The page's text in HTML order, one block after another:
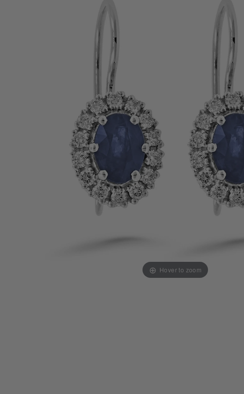
Hover to zoom